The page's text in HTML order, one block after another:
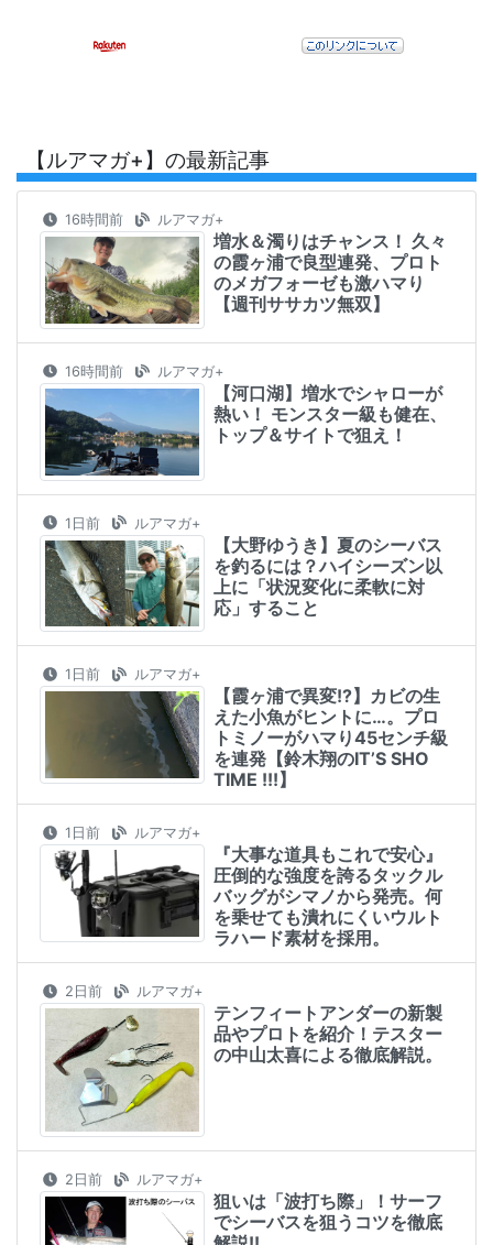
【ルアマガ+】の最新記事
16時間前 ルアマガ+
増水＆濁りはチャンス！ 久々
の霞ヶ浦で良型連発、プロト
のメガフォーゼも激ハマり
【週刊ササカツ無双】
16時間前 ルアマガ+
【河口湖】増水でシャローが
熱い！ モンスター級も健在、
トップ＆サイトで狙え！
1日前 ルアマガ+
【大野ゆうき】夏のシーバス
を釣るには？ハイシーズン以
上に「状況変化に柔軟に対
応」すること
1日前 ルアマガ+
【霞ヶ浦で異変!?】カビの生
えた小魚がヒントに…。プロ
トミノーがハマり45センチ級
を連発【鈴木翔のIT’S SHO
TIME !!!】
1日前 ルアマガ+
『大事な道具もこれで安心』
圧倒的な強度を誇るタックル
バッグがシマノから発売。何
を乗せても潰れにくいウルト
ラハード素材を採用。
2日前 ルアマガ+
テンフィートアンダーの新製
品やプロトを紹介！テスター
の中山太喜による徹底解説。
2日前 ルアマガ+
狙いは「波打ち際」！サーフ
でシーバスを狙うコツを徹底